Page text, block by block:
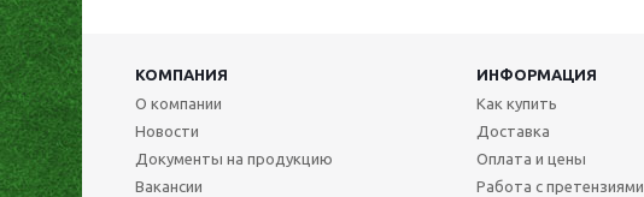
КОМПАНИЯ
ИНФОРМАЦИЯ
О компании
Новости
Документы на продукцию
Вакансии
Как купить
Доставка
Оплата и цены
Работа с претензиями